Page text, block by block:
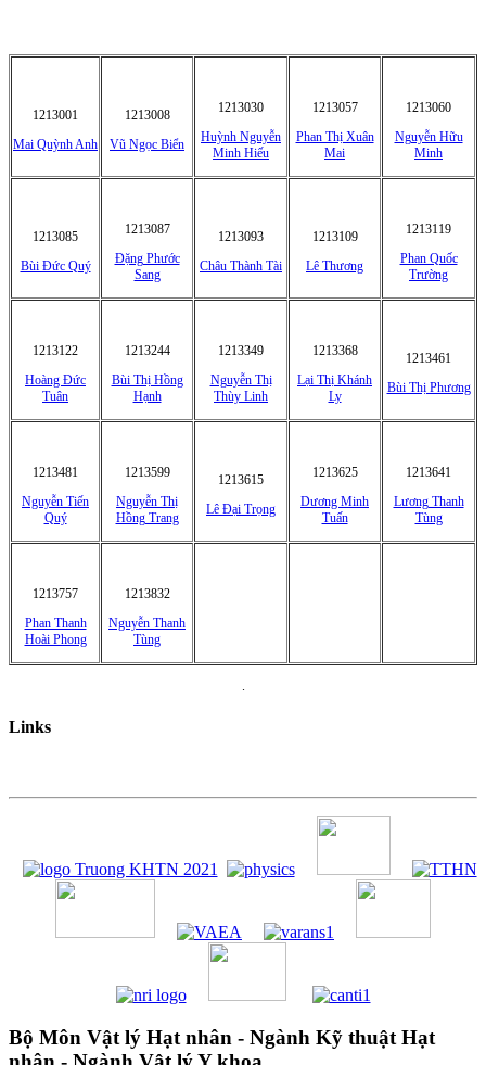
1213001
Mai Quỳnh Anh
1213008
Vũ Ngọc Biển
1213030
Huỳnh Nguyễn
Minh Hiếu
1213057
Phan Thị Xuân
Mai
1213060
Nguyễn Hữu
Minh
1213085
Bùi Đức Quý
1213087
Đặng Phước
Sang
1213093
Châu Thành Tài
1213109
Lê Thương
1213119
Phan Quốc
Trường
1213122
Hoàng Đức
Tuân
1213244
Bùi Thị Hồng
Hạnh
1213349
Nguyễn Thị
Thùy Linh
1213368
Lại Thị Khánh
Ly
1213461
Bùi Thị Phương
1213481
Nguyễn Tiến
Quý
1213599
Nguyễn Thị
Hồng Trang
1213615
Lê Đại Trọng
1213625
Dương Minh
Tuấn
1213641
Lương Thanh
Tùng
1213757
Phan Thanh
Hoài Phong
1213832
Nguyễn Thanh
Tùng
Links
Bộ Môn Vật lý Hạt nhân - Ngành Kỹ thuật Hạt